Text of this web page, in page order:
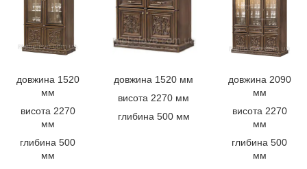
довжина 1520
мм
висота 2270
мм
глибина 500
мм
довжина 1520 мм
висота 2270 мм
глибина 500 мм
довжина 2090
мм
висота 2270
мм
глибина 500
мм